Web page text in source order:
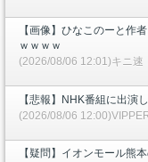
【画像】ひなこのーと作
ｗｗｗｗ
(2026/08/06 12:01)キニ速
【悲報】NHK番組に出演
(2026/08/06
【疑問】イオンモール熊